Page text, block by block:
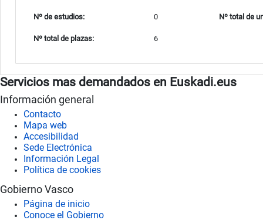
Nº de estudios: 0 Nº total de
Nº total de plazas: 6
Servicios mas demandados en Euskadi.eus
Información general
Contacto
Mapa web
Accesibilidad
Sede Electrónica
Información Legal
Política de cookies
Gobierno Vasco
Página de inicio
Conoce el Gobierno